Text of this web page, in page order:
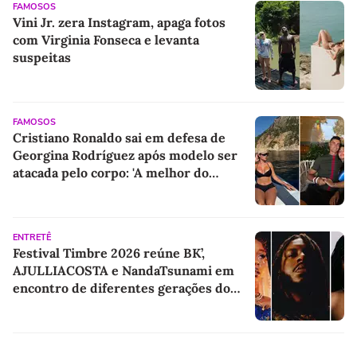
FAMOSOS
Vini Jr. zera Instagram, apaga fotos
com Virginia Fonseca e levanta
suspeitas
FAMOSOS
Cristiano Ronaldo sai em defesa de
Georgina Rodríguez após modelo ser
atacada pelo corpo: 'A melhor do
ENTRETÊ
Festival Timbre 2026 reúne BK’,
AJULLIACOSTA e NandaTsunami em
encontro de diferentes gerações do